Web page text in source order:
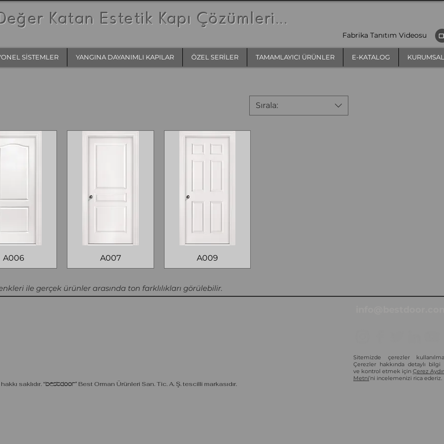
Katan Estetik Kapı Çözümleri ...
Fabrika Tanıtım Videosu
SİSTEMLER YANGINA DAYANIMLI KAPILAR ÖZEL SERİLER TAMAMLAYICI ÜRÜNLER E-KATALOG KURUMSAL
Sırala:
A006 A007 A009
ile gerçek ürünler arasında ton farklılıkları görülebilir.
saklıdır."Bestdoor" Best Orman Ürünleri San. Tic. A. Ş. tescilli markasıdır.
Sitemizde çerezler
Çerezler hakkında detaylı bilgi
ve kontrol etmek için Çerez
Metni’ni incelemenizi rica ederiz.